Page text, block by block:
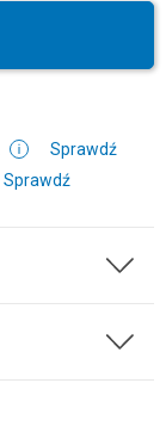
Sprawdź
Sprawdź